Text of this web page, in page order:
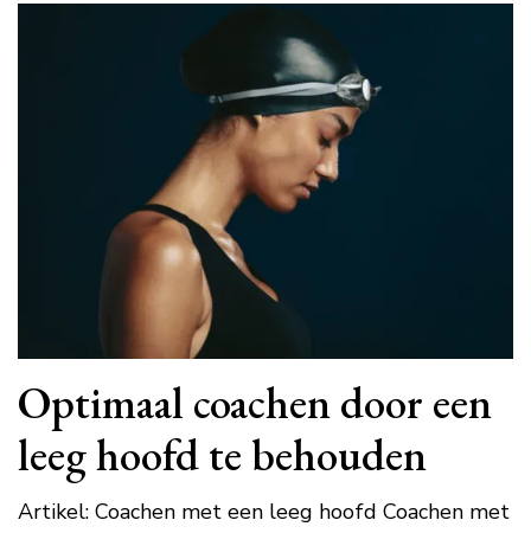
Optimaal coachen door een
leeg hoofd te behouden
Artikel: Coachen met een leeg hoofd Coachen met